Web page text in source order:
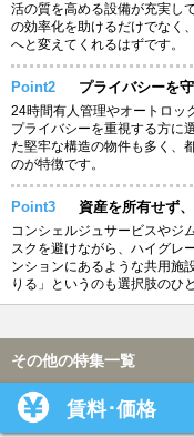
活の質を高める設備が充実し
の効率化を助けるだけでなく
へと変えてくれるはずです。
Point2 プライバシーを
24時間有人管理やオートロッ
プライバシーを重視する方に
た堅牢な構造の物件も多く、
のが特徴です。
Point3 資産を所有せず
コンシェルジュサービスやジ
スクを避けながら、ハイグレ
ンションにあるような共用施
りる」というのも選択肢のひ
その他の特集一覧
賃料･価格